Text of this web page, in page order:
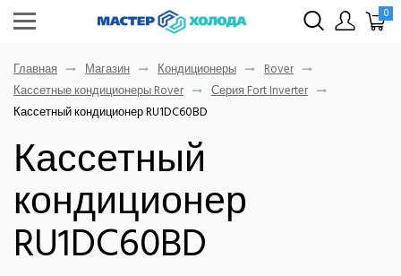
0
Главная Магазин Кондиционеры
Rover
Кассетные кондиционеры Rover
Серия Fort Inverter
Кассетный кондиционер RU1DC60BD
Кассетный
кондиционер
RU1DC60BD